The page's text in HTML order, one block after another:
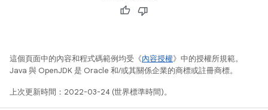
這個頁面中的內容和程式碼範例均受《內容授權》中的授權所規範。
Java 與 OpenJDK 是 Oracle 和/或其關係企業的商標或註冊商標。
上次更新時間：2022-03-24 (世界標準時間)。